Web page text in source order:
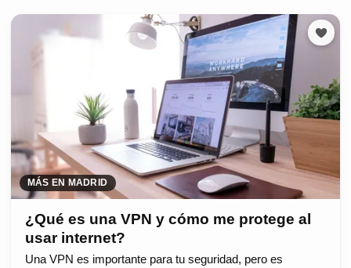
MÁS EN MADRID
¿Qué es una VPN y cómo me protege al
usar internet?
Una VPN es importante para tu seguridad, pero es